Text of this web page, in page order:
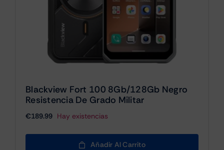
Blackview Fort 100 8Gb/128Gb Negro
Resistencia De Grado Militar
€189.99 Hay existencias
Añadir Al Carrito